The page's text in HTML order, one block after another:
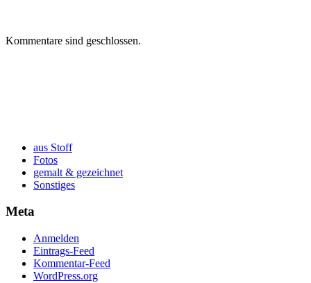
Kommentare sind geschlossen.
aus Stoff
Fotos
gemalt & gezeichnet
Sonstiges
Meta
Anmelden
Eintrags-Feed
Kommentar-Feed
WordPress.org